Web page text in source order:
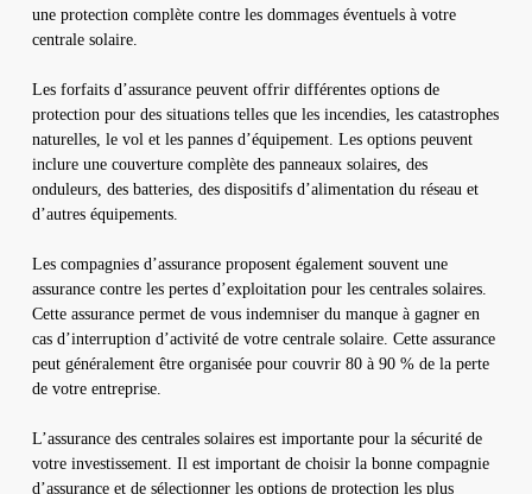
une protection complète contre les dommages éventuels à votre
centrale solaire.
Les forfaits d’assurance peuvent offrir différentes options de
protection pour des situations telles que les incendies, les catastrophes
naturelles, le vol et les pannes d’équipement. Les options peuvent
inclure une couverture complète des panneaux solaires, des
onduleurs, des batteries, des dispositifs d’alimentation du réseau et
d’autres équipements.
Les compagnies d’assurance proposent également souvent une
assurance contre les pertes d’exploitation pour les centrales solaires.
Cette assurance permet de vous indemniser du manque à gagner en
cas d’interruption d’activité de votre centrale solaire. Cette assurance
peut généralement être organisée pour couvrir 80 à 90 % de la perte
de votre entreprise.
L’assurance des centrales solaires est importante pour la sécurité de
votre investissement. Il est important de choisir la bonne compagnie
d’assurance et de sélectionner les options de protection les plus